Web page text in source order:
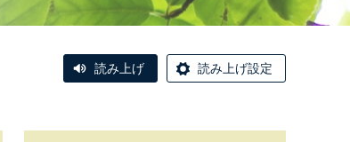
読み上げ 読み上げ設定